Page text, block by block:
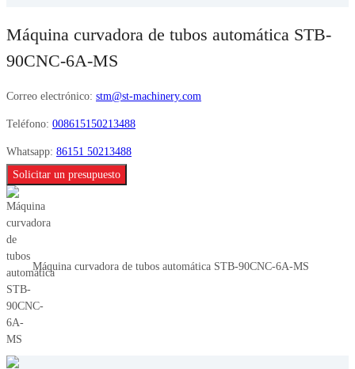
Máquina curvadora de tubos automática STB-
90CNC-6A-MS
Correo electrónico: stm@st-machinery.com
Teléfono: 008615150213488
Whatsapp: 86151 50213488
Solicitar un presupuesto
Máquina curvadora de tubos automática STB-90CNC-6A-MS